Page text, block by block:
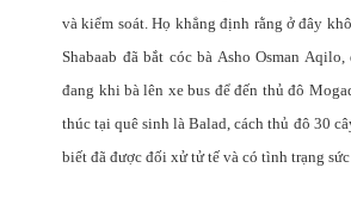
và kiểm soát. Họ khẳng định rằng ở đây
Shabaab đã bắt cóc bà Asho Osman
đang khi bà lên xe bus để đến thủ đô
thúc tại quê sinh là Balad, cách thủ đô 30
biết đã được đối xử tử tế và có tình trạng